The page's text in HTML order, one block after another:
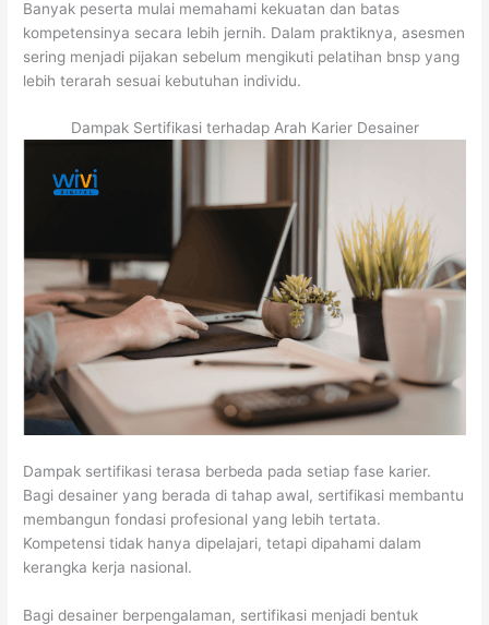
Banyak peserta mulai memahami kekuatan dan batas
kompetensinya secara lebih jernih. Dalam praktiknya, asesmen
sering menjadi pijakan sebelum mengikuti pelatihan bnsp yang
lebih terarah sesuai kebutuhan individu.
Dampak Sertifikasi terhadap Arah Karier Desainer
Dampak sertifikasi terasa berbeda pada setiap fase karier.
Bagi desainer yang berada di tahap awal, sertifikasi membantu
membangun fondasi profesional yang lebih tertata.
Kompetensi tidak hanya dipelajari, tetapi dipahami dalam
kerangka kerja nasional.
Bagi desainer berpengalaman, sertifikasi menjadi bentuk